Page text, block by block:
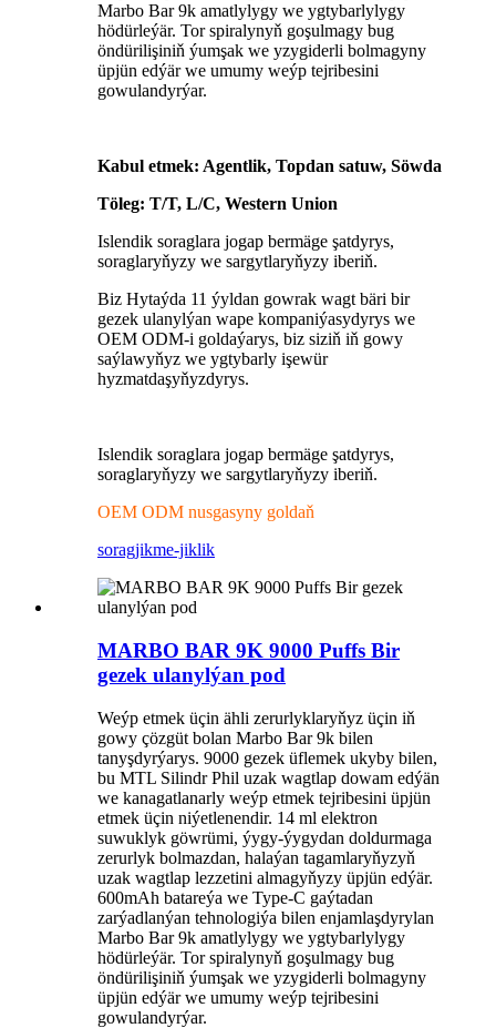
Marbo Bar 9k amatlylygy we ygtybarlylygy
hödürleýär. Tor spiralynyň goşulmagy bug
öndürilişiniň ýumşak we yzygiderli bolmagyny
üpjün edýär we umumy weýp tejribesini
gowulandyrýar.
Kabul etmek: Agentlik, Topdan satuw, Söwda
Töleg: T/T, L/C, Western Union
Islendik soraglara jogap bermäge şatdyrys,
soraglaryňyzy we sargytlaryňyzy iberiň.
Biz Hytaýda 11 ýyldan gowrak wagt bäri bir
gezek ulanylýan wape kompaniýasydyrys we
OEM ODM-i goldaýarys, biz siziň iň gowy
saýlawyňyz we ygtybarly işewür
hyzmatdaşyňyzdyrys.
Islendik soraglara jogap bermäge şatdyrys,
soraglaryňyzy we sargytlaryňyzy iberiň.
OEM ODM nusgasyny goldaň
soragjikme-jiklik
MARBO BAR 9K 9000 Puffs Bir
gezek ulanylýan pod
Weýp etmek üçin ähli zerurlyklaryňyz üçin iň
gowy çözgüt bolan Marbo Bar 9k bilen
tanyşdyrýarys. 9000 gezek üflemek ukyby bilen,
bu MTL Silindr Phil uzak wagtlap dowam edýän
we kanagatlanarly weýp etmek tejribesini üpjün
etmek üçin niýetlenendir. 14 ml elektron
suwuklyk göwrümi, ýygy-ýygydan doldurmaga
zerurlyk bolmazdan, halaýan tagamlaryňyzyň
uzak wagtlap lezzetini almagyňyzy üpjün edýär.
600mAh batareýa we Type-C gaýtadan
zarýadlanýan tehnologiýa bilen enjamlaşdyrylan
Marbo Bar 9k amatlylygy we ygtybarlylygy
hödürleýär. Tor spiralynyň goşulmagy bug
öndürilişiniň ýumşak we yzygiderli bolmagyny
üpjün edýär we umumy weýp tejribesini
gowulandyrýar.